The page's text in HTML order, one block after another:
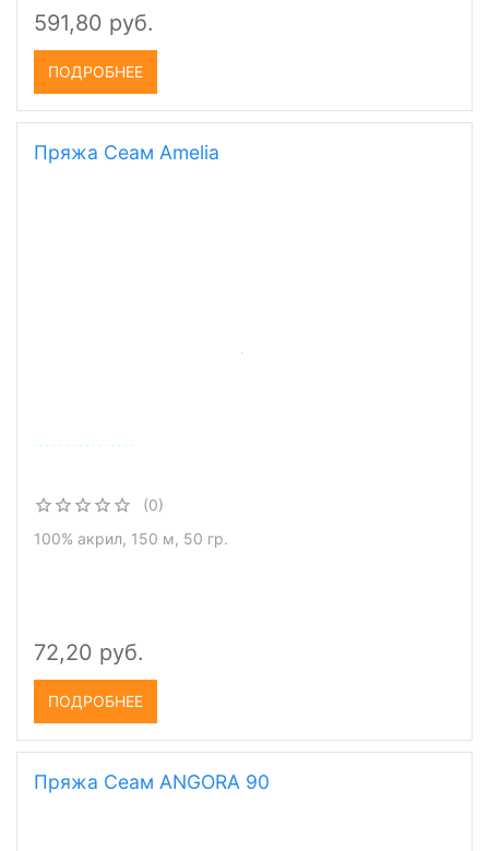
591,80 руб.
ПОДРОБНЕЕ
Пряжа Сеам Amelia
(0)
100% акрил, 150 м, 50 гр.
72,20 руб.
ПОДРОБНЕЕ
Пряжа Сеам ANGORA 90